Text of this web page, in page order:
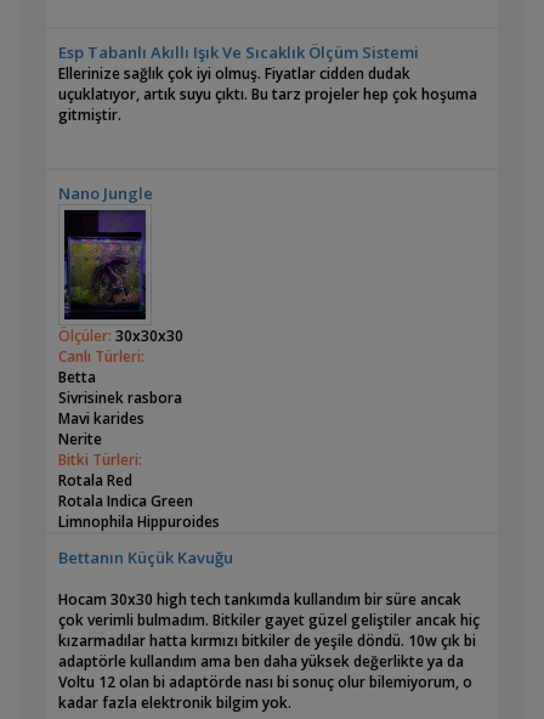
Esp Tabanlı Akıllı Işık Ve Sıcaklık Ölçüm Sistemi
Ellerinize sağlık çok iyi olmuş. Fiyatlar cidden dudak
uçuklatıyor, artık suyu çıktı. Bu tarz projeler hep çok hoşuma
gitmiştir.
Nano Jungle
Ölçüler: 30x30x30
Canlı Türleri:
Betta
Sivrisinek rasbora
Mavi karides
Nerite
Bitki Türleri:
Rotala Red
Rotala Indica Green
Limnophila Hippuroides
Yanlış bitki gönderdiklerini düşünüyorum ama gelenin ne
Ceratopteris Thalictroides(Çıkardım çok hızlı büyüyor ve her
yere kök salıyor. Nano değil geniş tanklarda arka planda
kullanılmalı)
Hygrophila Pinnatifida(İlk saksı aldım hepsi eridi, ikinci sefer In
Vitro halini aldım ancak gelenin yarısı çürümüştü kalan yarısı
da akvaryumda eridi. Az bir miktar yaşama tutundu bol da
Bettanın Küçük Kavuğu
Hocam 30x30 high tech tankımda kullandım bir süre ancak
çok verimli bulmadım. Bitkiler gayet güzel geliştiler ancak hiç
kızarmadılar hatta kırmızı bitkiler de yeşile döndü. 10w çık bi
adaptörle kullandım ama ben daha yüksek değerlikte ya da
Voltu 12 olan bi adaptörde nası bi sonuç olur bilemiyorum, o
kadar fazla elektronik bilgim yok.